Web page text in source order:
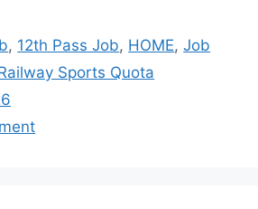
, 12th Pass Job, HOME,Job
Sports Quota